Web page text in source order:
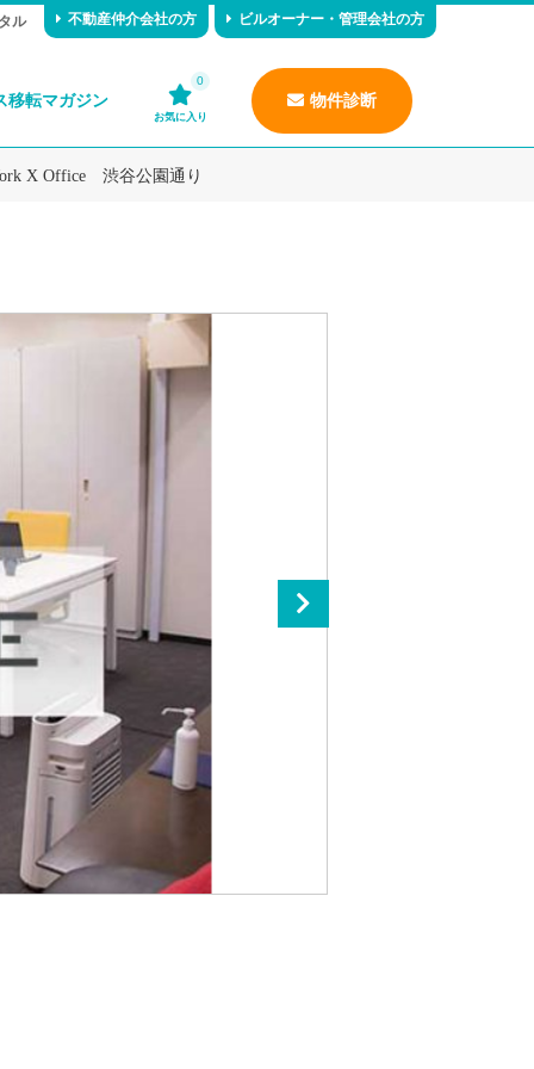
ル 不動産仲介会社の方 ビルオーナー・管理会社の方
移転マガジン
0
お気に入り
物件診断
X Office 渋谷公園通り